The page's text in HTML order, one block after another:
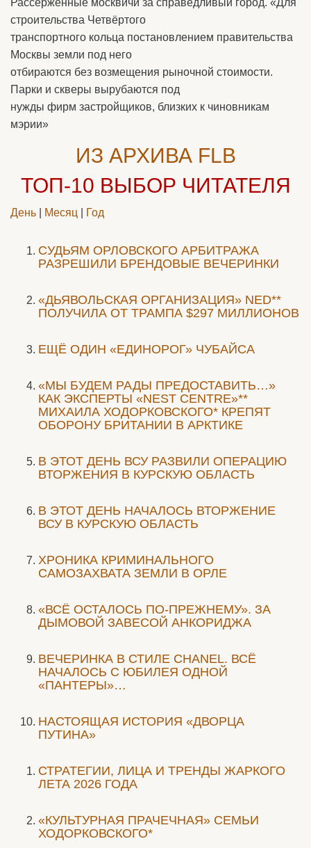
Рассерженные москвичи за справедливый город. «Для
строительства Четвёртого
транспортного кольца постановлением правительства
Москвы земли под него
отбираются без возмещения рыночной стоимости.
Парки и скверы вырубаются под
нужды фирм застройщиков, близких к чиновникам
мэрии»
ИЗ АРХИВА FLB
ТОП-10 ВЫБОР ЧИТАТЕЛЯ
День Месяц Год
CУДЬЯМ ОРЛОВСКОГО АРБИТРАЖА
РАЗРЕШИЛИ БРЕНДОВЫЕ ВЕЧЕРИНКИ
«ДЬЯВОЛЬСКАЯ ОРГАНИЗАЦИЯ» NED**
ПОЛУЧИЛА ОТ ТРАМПА $297 МИЛЛИОНОВ
ЕЩЁ ОДИН «ЕДИНОРОГ» ЧУБАЙСА
«МЫ БУДЕМ РАДЫ ПРЕДОСТАВИТЬ…»
КАК ЭКСПЕРТЫ «NEST CENTRE»**
МИХАИЛА ХОДОРКОВСКОГО* КРЕПЯТ
ОБОРОНУ БРИТАНИИ В АРКТИКЕ
В ЭТОТ ДЕНЬ ВСУ РАЗВИЛИ ОПЕРАЦИЮ
ВТОРЖЕНИЯ В КУРСКУЮ ОБЛАСТЬ
В ЭТОТ ДЕНЬ НАЧАЛОСЬ ВТОРЖЕНИЕ
ВСУ В КУРСКУЮ ОБЛАСТЬ
ХРОНИКА КРИМИНАЛЬНОГО
САМОЗАХВАТА ЗЕМЛИ В ОРЛЕ
«ВСЁ ОСТАЛОСЬ ПО-ПРЕЖНЕМУ». ЗА
ДЫМОВОЙ ЗАВЕСОЙ АНКОРИДЖА
ВЕЧЕРИНКА В СТИЛЕ СHANEL. ВСЁ
НАЧАЛОСЬ С ЮБИЛЕЯ ОДНОЙ
«ПАНТЕРЫ»…
НАСТОЯЩАЯ ИСТОРИЯ «ДВОРЦА
ПУТИНА»
СТРАТЕГИИ, ЛИЦА И ТРЕНДЫ ЖАРКОГО
ЛЕТА 2026 ГОДА
«КУЛЬТУРНАЯ ПРАЧЕЧНАЯ» СЕМЬИ
ХОДОРКОВСКОГО*